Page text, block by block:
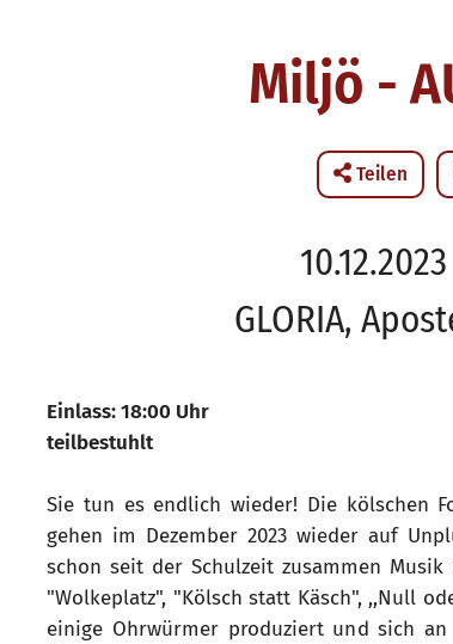
Miljö -
Teilen
GLORIA,
Einlass: 18:00 Uhr
teilbestuhlt
Sie tun es endlich wieder! Die kölschen
gehen im Dezember 2023 wieder auf
schon seit der Schulzeit zusammen
"Wolkeplatz", "Kölsch statt Käsch", ,,Null
einige Ohrwürmer produziert und sich